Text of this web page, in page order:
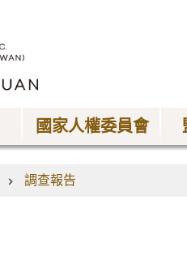
國家人權委員會
調查報告